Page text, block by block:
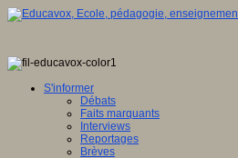
S'informer
Débats
Faits marquants
Interviews
Reportages
Brèves